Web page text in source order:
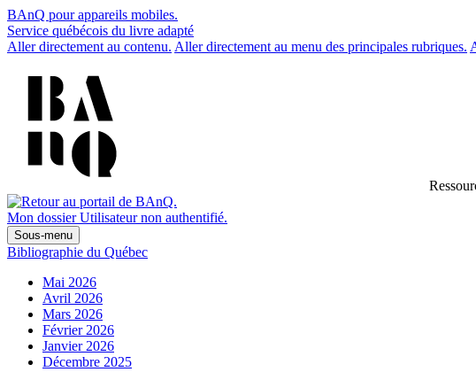
BAnQ pour appareils mobiles.
Service québécois du livre adapté
Aller directement au contenu. Aller directement au menu des principales rubriques.
Mon dossier Utilisateur non authentifié.
Sous-menu
Bibliographie du Québec
Mai 2026
Avril 2026
Mars 2026
Février 2026
Janvier 2026
Décembre 2025